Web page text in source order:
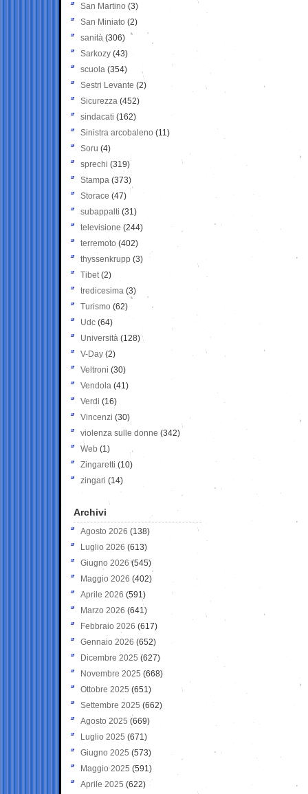
San Martino (3)
San Miniato (2)
sanità (306)
Sarkozy (43)
scuola (354)
Sestri Levante (2)
Sicurezza (452)
sindacati (162)
Sinistra arcobaleno (11)
Soru (4)
sprechi (319)
Stampa (373)
Storace (47)
subappalti (31)
televisione(244)
terremoto (402)
thyssenkrupp (3)
Tibet(2)
tredicesima (3)
Turismo (62)
Udc (64)
Università (128)
V-Day (2)
Veltroni (30)
Vendola (41)
Verdi (16)
Vincenzi (30)
violenza sulle donne (342)
Web (1)
Zingaretti (10)
zingari (14)
Archivi
Agosto 2026 (138)
Luglio 2026 (613)
Giugno 2026 (545)
Maggio 2026 (402)
Aprile 2026 (591)
Marzo 2026 (641)
Febbraio 2026 (617)
Gennaio 2026 (652)
Dicembre 2025 (627)
Novembre 2025 (668)
Ottobre 2025 (651)
Settembre 2025 (662)
Agosto 2025 (669)
Luglio 2025 (671)
Giugno 2025 (573)
Maggio 2025 (591)
Aprile 2025 (622)